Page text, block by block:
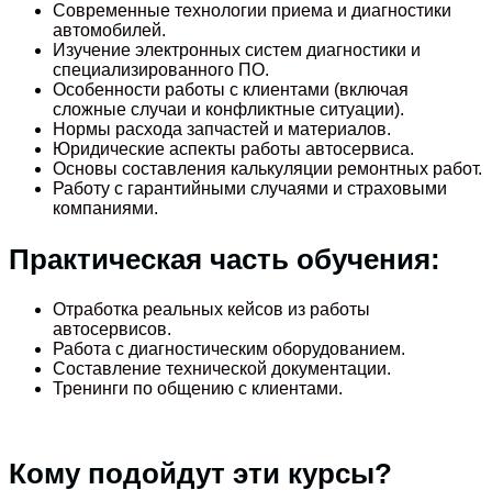
Современные технологии приема и диагностики
автомобилей.
Изучение электронных систем диагностики и
специализированного ПО.
Особенности работы с клиентами (включая
сложные случаи и конфликтные ситуации).
Нормы расхода запчастей и материалов.
Юридические аспекты работы автосервиса.
Основы составления калькуляции ремонтных работ.
Работу с гарантийными случаями и страховыми
компаниями.
Практическая часть обучения:
Отработка реальных кейсов из работы
автосервисов.
Работа с диагностическим оборудованием.
Составление технической документации.
Тренинги по общению с клиентами.
Кому подойдут эти курсы?